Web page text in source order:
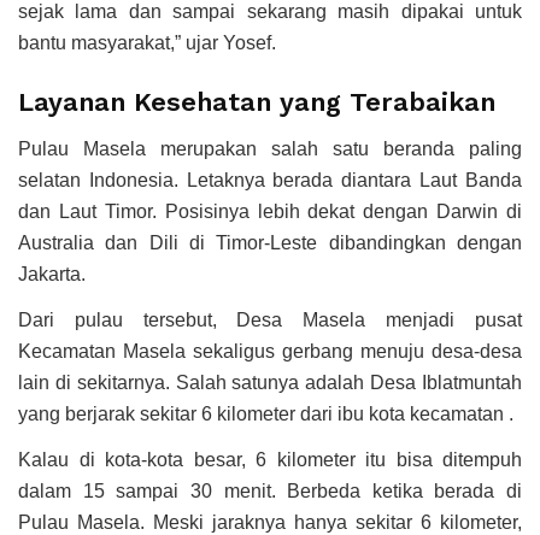
sejak lama dan sampai sekarang masih dipakai untuk
bantu masyarakat,” ujar Yosef.
Layanan Kesehatan yang Terabaikan
Pulau Masela merupakan salah satu beranda paling
selatan Indonesia. Letaknya berada diantara Laut Banda
dan Laut Timor. Posisinya lebih dekat dengan Darwin di
Australia dan Dili di Timor-Leste dibandingkan dengan
Jakarta.
Dari pulau tersebut, Desa Masela menjadi pusat
Kecamatan Masela sekaligus gerbang menuju desa-desa
lain di sekitarnya. Salah satunya adalah Desa Iblatmuntah
yang berjarak sekitar 6 kilometer dari ibu kota kecamatan .
Kalau di kota-kota besar, 6 kilometer itu bisa ditempuh
dalam 15 sampai 30 menit. Berbeda ketika berada di
Pulau Masela. Meski jaraknya hanya sekitar 6 kilometer,